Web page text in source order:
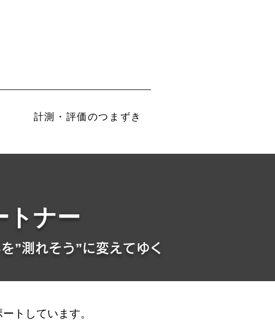
計測・評価のつまずき
トナー
”測れそう”に変えてゆく
トしています。